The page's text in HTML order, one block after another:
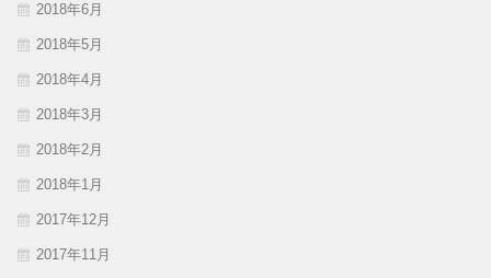
2018年6月
2018年5月
2018年4月
2018年3月
2018年2月
2018年1月
2017年12月
2017年11月